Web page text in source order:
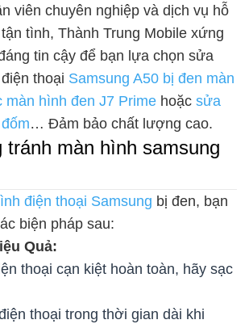
viên chuyên nghiệp và dịch vụ hỗ
tình, Thành Trung Mobile xứng
tin cậy để bạn lựa chọn sửa
thoại Samsung A50 bị đen màn
màn hình đen J7 Prime hoặc sửa
… Đảm bảo chất lượng cao.
tránh màn hình samsung
điện thoại Samsung bị đen, bạn
biện pháp sau:
Quả:
thoại cạn kiệt hoàn toàn, hãy sạc
thoại trong thời gian dài khi